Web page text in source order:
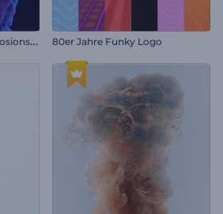
D
ynamisches Rauchexplosions-Logo 80er Jahre Funky Logo